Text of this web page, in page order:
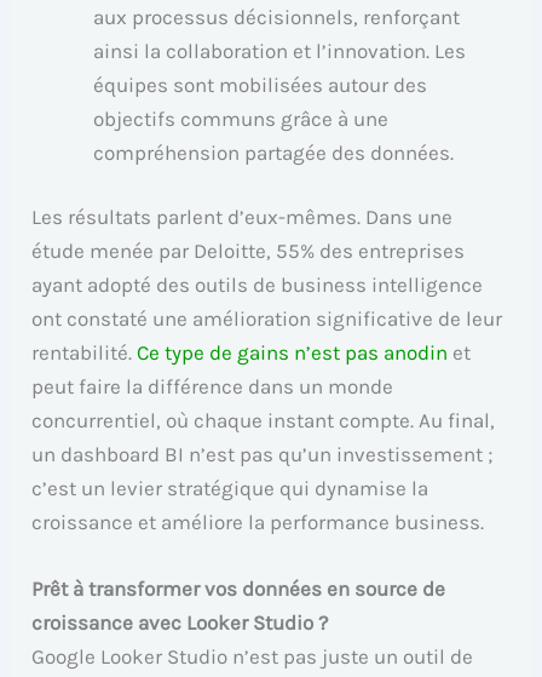
aux processus décisionnels, renforçant
ainsi la collaboration et l’innovation. Les
équipes sont mobilisées autour des
objectifs communs grâce à une
compréhension partagée des données.
Les résultats parlent d’eux-mêmes. Dans une
étude menée par Deloitte, 55% des entreprises
ayant adopté des outils de business intelligence
ont constaté une amélioration significative de leur
rentabilité.Ce type de gains n’est pas anodin et
peut faire la différence dans un monde
concurrentiel, où chaque instant compte. Au final,
un dashboard BI n’est pas qu’un investissement ;
c’est un levier stratégique qui dynamise la
croissance et améliore la performance business.
Prêt à transformer vos données en source de
croissance avec Looker Studio ?
Google Looker Studio n’est pas juste un outil de